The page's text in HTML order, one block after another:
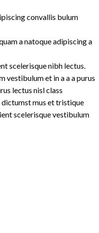
convallis bulum
a natoque adipiscing a
scelerisque nibh lectus.
vestibulum et in a a a purus
lectus nisl class
mus et tristique
scelerisque vestibulum